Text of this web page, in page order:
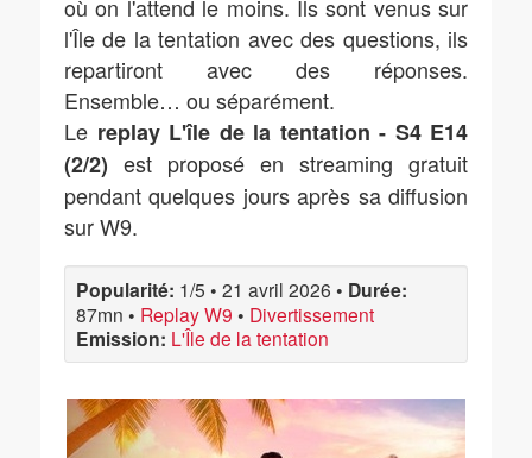
où on l'attend le moins. Ils sont venus sur
l'Île de la tentation avec des questions, ils
repartiront avec des réponses.
Ensemble… ou séparément.
Le replay L'île de la tentation - S4 E14
(2/2) est proposé en streaming gratuit
pendant quelques jours après sa diffusion
sur W9.
Popularité: 1/5 • 21 avril 2026 • Durée:
87mn • Replay W9 • Divertissement
Emission: L'Île de la tentation